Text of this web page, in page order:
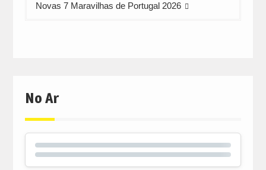
Novas 7 Maravilhas de Portugal 2026
No Ar